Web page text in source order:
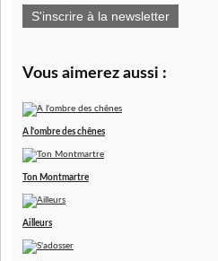
S'inscrire à la newsletter
Vous aimerez aussi :
A l'ombre des chênes
Ton Montmartre
Ailleurs